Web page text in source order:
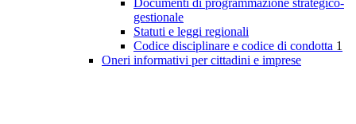
Documenti di programmazione strategico-
gestionale
Statuti e leggi regionali
Codice disciplinare e codice di condotta 1
Oneri informativi per cittadini e imprese